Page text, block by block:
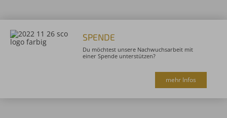
SPENDE
Du möchtest unsere Nachwuchsarbeit mit
einer Spende unterstützen?
mehr Infos